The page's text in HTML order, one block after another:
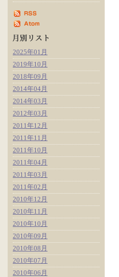
2025年01月
2019年10月
2018年09月
2014年04月
2014年03月
2012年03月
2011年12月
2011年11月
2011年10月
2011年04月
2011年03月
2011年02月
2010年12月
2010年11月
2010年10月
2010年09月
2010年08月
2010年07月
2010年06月